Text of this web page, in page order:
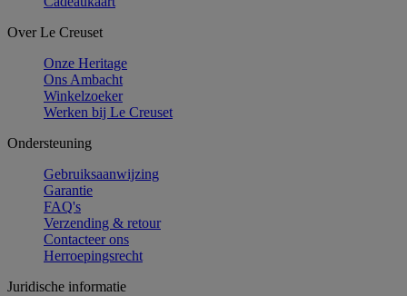
Over Le Creuset
Onze Heritage
Ons Ambacht
Winkelzoeker
Werken bij Le Creuset
Ondersteuning
Gebruiksaanwijzing
Garantie
FAQ's
Verzending & retour
Contacteer ons
Herroepingsrecht
Juridische informatie